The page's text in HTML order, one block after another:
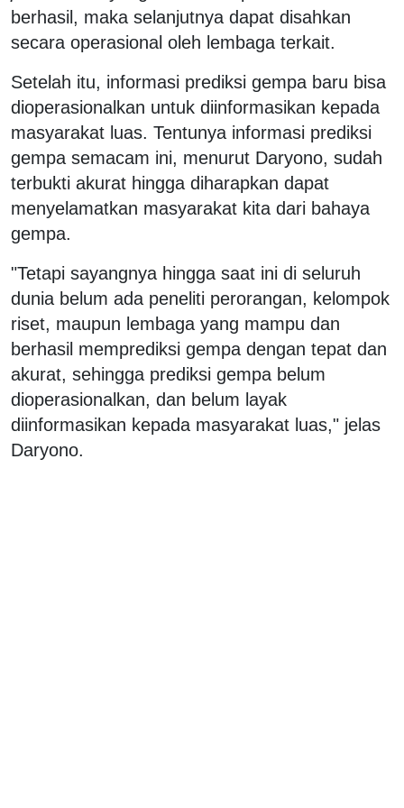
berhasil, maka selanjutnya dapat disahkan
secara operasional oleh lembaga terkait.
Setelah itu, informasi prediksi gempa baru bisa
dioperasionalkan untuk diinformasikan kepada
masyarakat luas. Tentunya informasi prediksi
gempa semacam ini, menurut Daryono, sudah
terbukti akurat hingga diharapkan dapat
menyelamatkan masyarakat kita dari bahaya
gempa.
"Tetapi sayangnya hingga saat ini di seluruh
dunia belum ada peneliti perorangan, kelompok
riset, maupun lembaga yang mampu dan
berhasil memprediksi gempa dengan tepat dan
akurat, sehingga prediksi gempa belum
dioperasionalkan, dan belum layak
diinformasikan kepada masyarakat luas," jelas
Daryono.